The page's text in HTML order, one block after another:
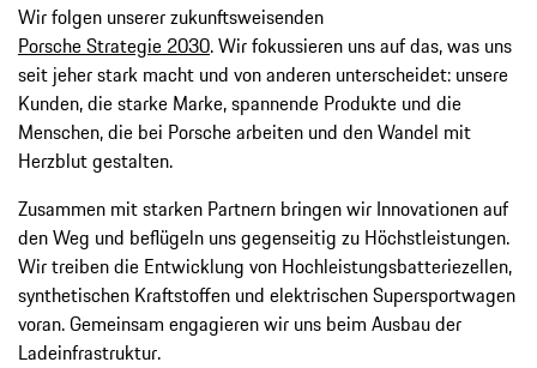
Wir folgen unserer zukunftsweisenden
Porsche Strategie 2030. Wir fokussieren uns auf das, was uns
seit jeher stark macht und von anderen unterscheidet: unsere
Kunden, die starke Marke, spannende Produkte und die
Menschen, die bei Porsche arbeiten und den Wandel mit
Herzblut gestalten.
Zusammen mit starken Partnern bringen wir Innovationen auf
den Weg und beflügeln uns gegenseitig zu Höchstleistungen.
Wir treiben die Entwicklung von Hochleistungsbatteriezellen,
synthetischen Kraftstoffen und elektrischen Supersportwagen
voran. Gemeinsam engagieren wir uns beim Ausbau der
Ladeinfrastruktur.